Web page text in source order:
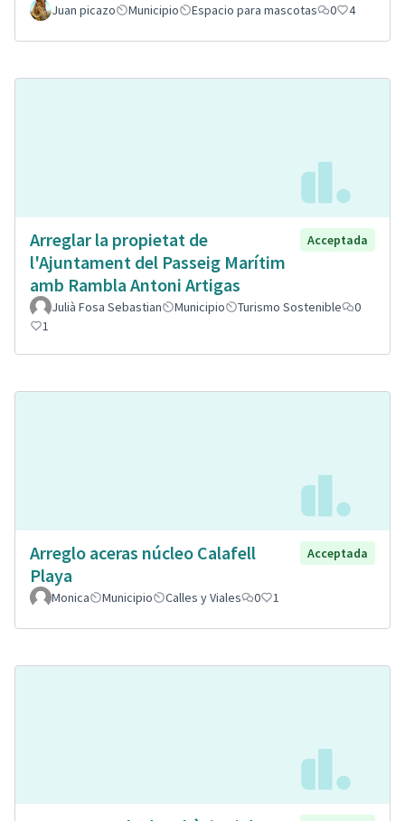
Juan picazo
Municipio Espacio para mascotas 0 4
Arreglar la propietat de
l'Ajuntament del Passeig Marítim
amb Rambla Antoni Artigas
Acceptada
Julià Fosa Sebastian Municipio Turismo Sostenible
0
1
Arreglo aceras núcleo Calafell
Playa
Acceptada
Monica Municipio Calles y Viales 0 1